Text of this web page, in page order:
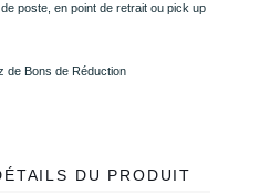
poste, en point de retrait ou pick up
de Bons de Réduction
DU PRODUIT